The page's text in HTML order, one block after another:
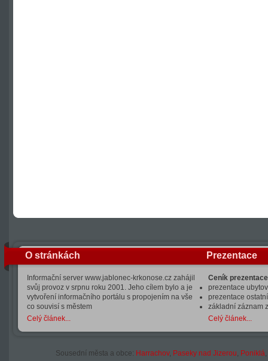
O stránkách
Informační server www.jablonec-krkonose.cz zahájil
svůj provoz v srpnu roku 2001. Jeho cílem bylo a je
vytvoření informačního portálu s propojením na vše
co souvisí s městem
Celý článek...
Prezentace
Ceník
prezentace
prezentace
základní záznam
Celý článek...
Sousední města a obce: Harrachov, Paseky nad Jizerou, Poniklá,